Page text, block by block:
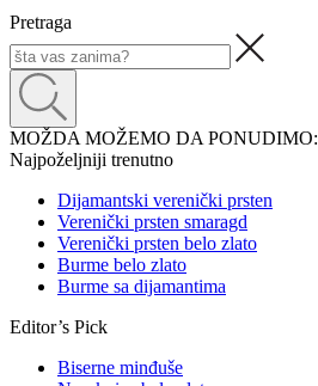
Pretraga
MOŽDA MOŽEMO DA PONUDIMO:
Najpoželjniji trenutno
Dijamantski verenički prsten
Verenički prsten smaragd
Verenički prsten belo zlato
Burme belo zlato
Burme sa dijamantima
Editor’s Pick
Biserne minđuše